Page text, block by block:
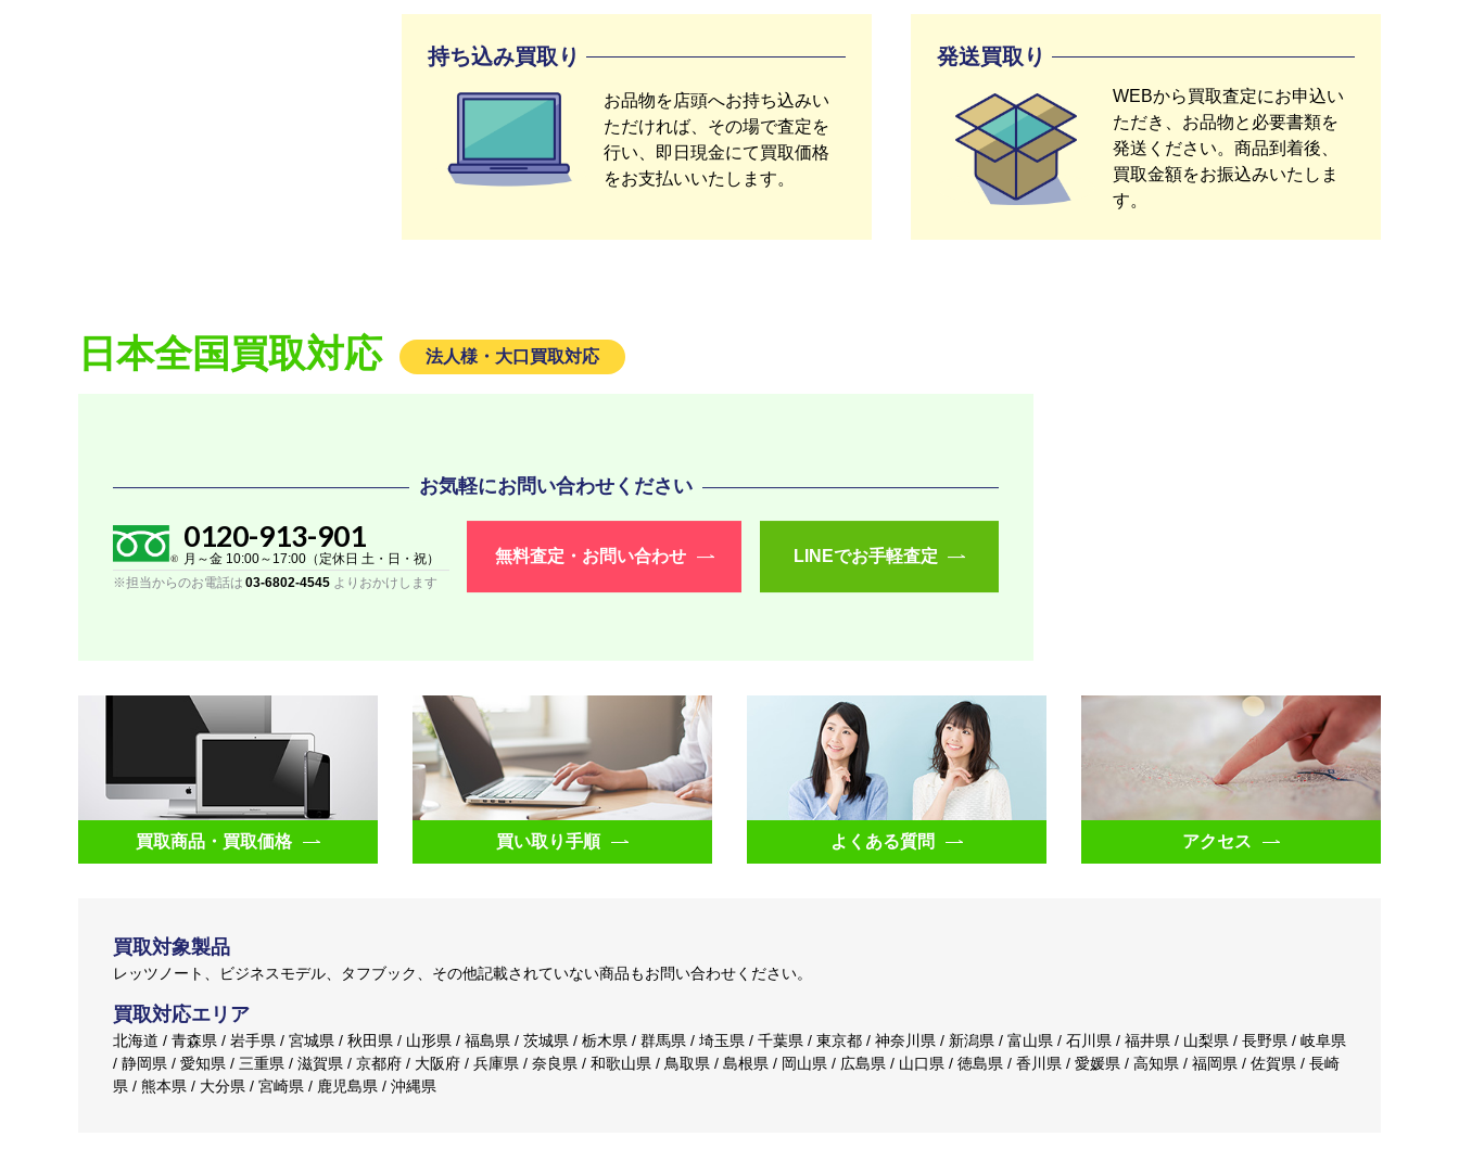
持ち込み買取り
お品物を店頭へお持ち込みい
ただければ、その場で査定を
行い、即日現金にて買取価格
をお支払いいたします。
発送買取り
WEBから買取査定にお申込い
ただき、お品物と必要書類を
発送ください。商品到着後、
買取金額をお振込みいたしま
す。
日本全国買取対応 法人様・大口買取対応
お気軽にお問い合わせください
0120-913-901
月～金 10:00～17:00（定休日 土・日・祝）
※担当からのお電話は 03-6802-4545 よりおかけします
無料査定・ お問い合わせ LINEでお手軽査定
買取商品・買取価格 買い取り手順 よくある質問 アクセス
買取対象製品
レッツノート、ビジネスモデル、タフブック、その他記載されていない商品もお問い合わせください。
買取対応エリア
北海道 / 青森県 / 岩手県 / 宮城県 / 秋田県 / 山形県 / 福島県 / 茨城県 / 栃木県 / 群馬県 / 埼玉県 / 千葉県 / 東京都 / 神奈川県 / 新潟県 / 富山県 / 石川県 / 福井県 / 山梨県 / 長野県 / 岐阜県
/ 静岡県 / 愛知県 / 三重県 / 滋賀県 / 京都府 / 大阪府 / 兵庫県 / 奈良県 / 和歌山県 / 鳥取県 / 島根県 / 岡山県 / 広島県 / 山口県 / 徳島県 / 香川県 / 愛媛県 / 高知県 / 福岡県 / 佐賀県 / 長崎
県 / 熊本県 / 大分県 / 宮崎県 / 鹿児島県 / 沖縄県